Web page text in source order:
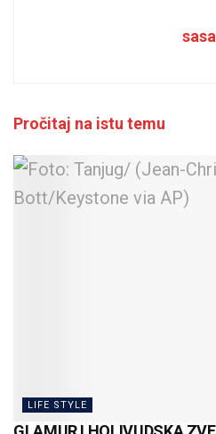
sasa
Pročitaj na istu temu
LIFE STYLE